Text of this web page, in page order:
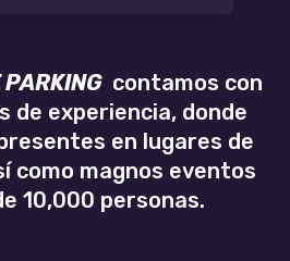
PARKING contamos con
de experiencia, donde
en lugares de
como magnos eventos
10,000 personas.